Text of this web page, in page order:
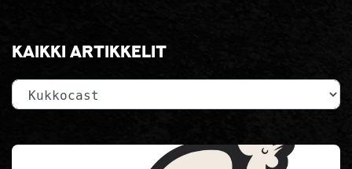
Kaikki artikkelit
Kategoria